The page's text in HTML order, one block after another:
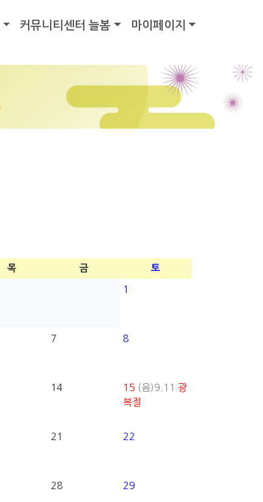
커뮤니티센터 늘봄 마이페이지
목 금 토
1
7 8
14 15 (음)9.11 광
복절
21 22
28 29